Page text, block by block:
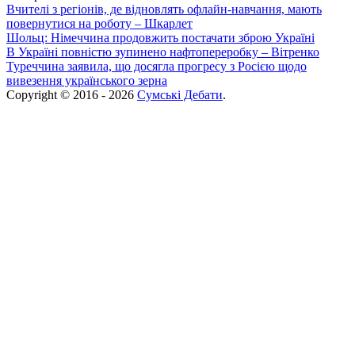
Вчителі з регіонів, де відновлять офлайн-навчання, мають
повернутися на роботу – Шкарлет
Шольц: Німеччина продовжить постачати зброю Україні
В Україні повністю зупинено нафтопереробку – Вітренко
Туреччина заявила, що досягла прогресу з Росією щодо
вивезення українського зерна
Copyright © 2016 - 2026 Сумські Дебати.